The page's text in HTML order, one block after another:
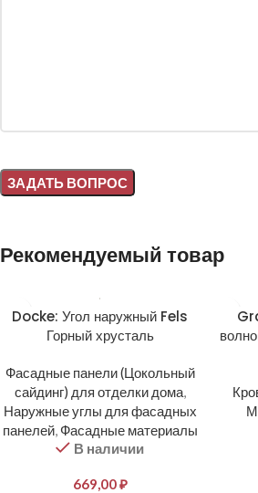
Рекомендуемый товар
Docke: Угол наружный Fels
Горный хрусталь
Фасадные панели (Цокольный
сайдинг) для отделки дома,
Наружные углы для фасадных
панелей, Фасадные материалы
В наличии
669,00₽